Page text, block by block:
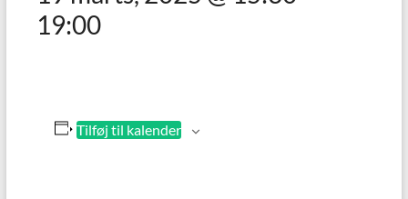
19:00
Tilføj til kalender